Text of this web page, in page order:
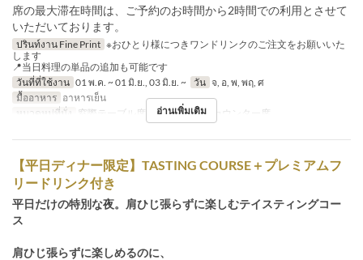
席の最大滞在時間は、ご予約のお時間から2時間での利用とさせて
いただいております。
ปรินท์งาน Fine Print ※おひとり様につきワンドリンクのご注文をお願いいた
します
📍当日料理の単品の追加も可能です
วันที่ที่ใช้งาน 01 พ.ค. ~ 01 มิ.ย., 03 มิ.ย. ~ วัน จ, อ, พ, พฤ, ศ
มื้ออาหาร อาหารเย็น
หมวดหมู่ที่นั่ง
窓際テーブル席, メインホール, カウンター席
อ่านเพิ่มเติม
【平日ディナー限定】TASTING COURSE＋プレミアムフ
リードリンク付き
平日だけの特別な夜。肩ひじ張らずに楽しむテイスティングコー
ス
肩ひじ張らずに楽しめるのに、